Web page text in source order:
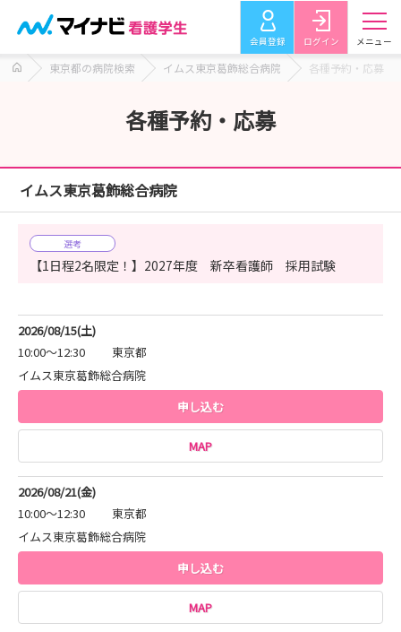
会員登録 ログイン メニュー
東京都の病院検索 イムス東京葛飾総合病院 各種予約・応募
各種予約・応募
イムス東京葛飾総合病院
選考
【1日程2名限定！】2027年度 新卒看護師 採用試験
2026/08/15(土)
10:00～12:30
東京都
イムス東京葛飾総合病院
申し込む
MAP
2026/08/21(金)
10:00～12:30
東京都
イムス東京葛飾総合病院
申し込む
MAP